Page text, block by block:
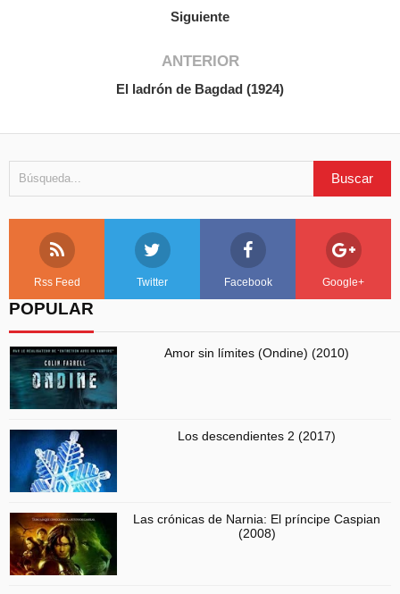
Siguiente
ANTERIOR
El ladrón de Bagdad (1924)
Rss Feed Twitter Facebook Google+
POPULAR
Amor sin límites (Ondine) (2010)
Los descendientes 2 (2017)
Las crónicas de Narnia: El príncipe Caspian
(2008)